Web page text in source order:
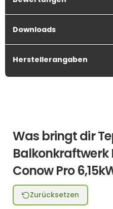
Downloads
Herstellerangaben
Was bringt dir
Balkonkraftwerk
Conow Pro
Zurücksetzen